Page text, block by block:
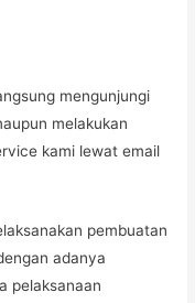
mengunjungi
melakukan
kami lewat email
pembuatan
adanya
pelaksanaan